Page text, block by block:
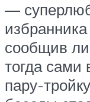
—
избранника
сообщив
тогда сами
пару-